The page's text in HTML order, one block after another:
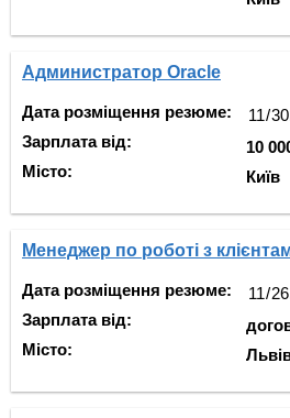
Администратор Oracle
Дата розміщення резюме:
Зарплата від:
Місто:
10
Київ
Менеджер по роботі з
Дата розміщення резюме:
Зарплата від:
Місто: